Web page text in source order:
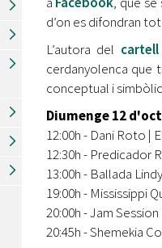
d’on es difondran
L’autora del cartell
cerdanyolenca que
conceptual i
Diumenge 12
12:00h - Dani Roto |
12:30h - Predicador
13:00h - Ballada
19:00h - Mississippi
20:00h - Jam
20:45h - Shemekia